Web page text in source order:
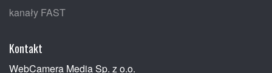
kanały FAST
Kontakt
WebCamera Media Sp. z o.o.